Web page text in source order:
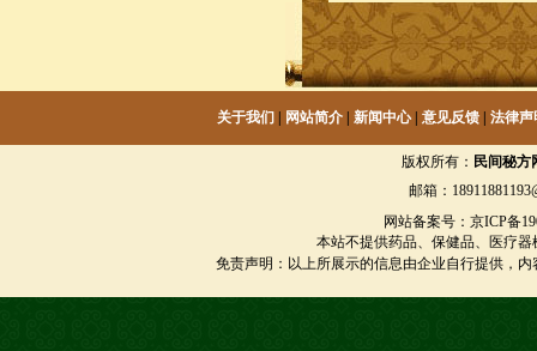
关于我们 网站简介 新闻中心| 意见反馈 法律声
版权所有： 民间秘方
邮箱：
网站备案号：京ICP备
本站不提供药品、保健品、医疗
免责声明：以上所展示的信息由企业自行提供，